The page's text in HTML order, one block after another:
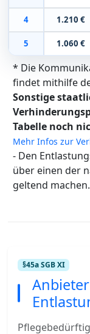
4 1.210 €
5 1.060 €
* Die
findet mithilfe
Sonstige
Tabelle noch
Mehr Infos zur
- Den
über einen der
geltend machen.
§45a SGB XI